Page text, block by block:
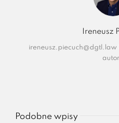
Ireneusz
ireneusz.piecuch@dgtl.law
Podobne wpisy